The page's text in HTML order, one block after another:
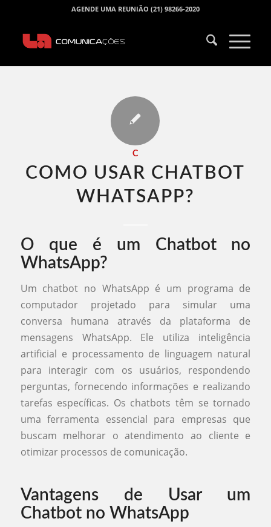
AGENDE UMA REUNIÃO (21) 98266-2020
C
COMO USAR CHATBOT
WHATSAPP​?
O que é um Chatbot no
WhatsApp?
Um chatbot no WhatsApp é um programa de
computador projetado para simular uma
conversa humana através da plataforma de
mensagens WhatsApp. Ele utiliza inteligência
artificial e processamento de linguagem natural
para interagir com os usuários, respondendo
perguntas, fornecendo informações e realizando
tarefas específicas. Os chatbots têm se tornado
uma ferramenta essencial para empresas que
buscam melhorar o atendimento ao cliente e
otimizar processos de comunicação.
Vantagens de Usar um
Chatbot no WhatsApp